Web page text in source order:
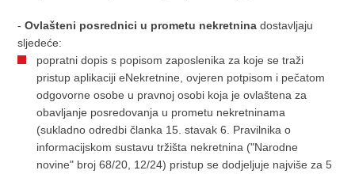
-Ovlašteni posrednici u prometu nekretninadostavljaju
sljedeće:
popratni dopis s popisom zaposlenika za koje se traži
pristup aplikaciji eNekretnine, ovjeren potpisom i pečatom
odgovorne osobe u pravnoj osobi koja je ovlaštena za
obavljanje posredovanja u prometu nekretninama
(sukladno odredbi članka 15. stavak 6. Pravilnika o
informacijskom sustavu tržišta nekretnina ("Narodne
novine" broj 68/20, 12/24) pristup se dodjeljuje najviše za 5